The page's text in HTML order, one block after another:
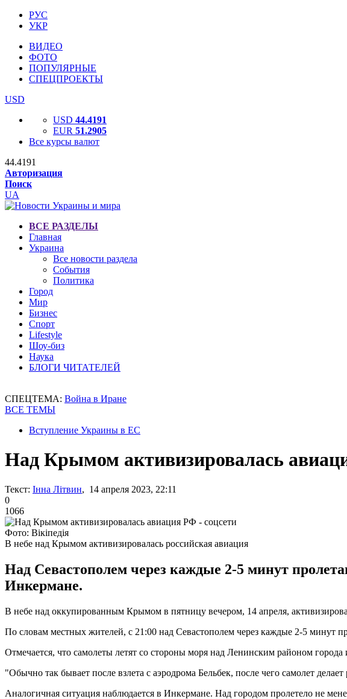
РУС
УКР
ВИДЕО
ФОТО
ПОПУЛЯРНЫЕ
СПЕЦПРОЕКТЫ
USD
USD 44.4191
EUR 51.2905
Все курсы валют
44.4191
Авторизация
Поиск
UA
ВСЕ РАЗДЕЛЫ
Главная
Украина
Все новости раздела
События
Политика
Город
Мир
Бизнес
Спорт
Lifestyle
Шоу-биз
Наука
БЛОГИ ЧИТАТЕЛЕЙ
СПЕЦТЕМА: Война в Иране
ВСЕ ТЕМЫ
Вступление Украины в ЕС
Над Крымом активизировалась
Текст: Інна Літвин, 14 апреля 2023, 22:11
0
1066
Фото: Вікіпедія
В небе над Крымом активизировалась российская авиация
Над Севастополем через каждые 2-5 минут
Инкермане.
В небе над оккупированным Крымом в пятницу вечером, 14 апреля,
По словам местных жителей, с 21:00 над Севастополем через каждые 2-5 минут
Отмечается, что самолеты летят со стороны моря над Ленинским районом города
"Обычно так бывает после взлета с аэродрома Бельбек, после чего самолет
Аналогичная ситуация наблюдается в Инкермане. Над городом пролетело не